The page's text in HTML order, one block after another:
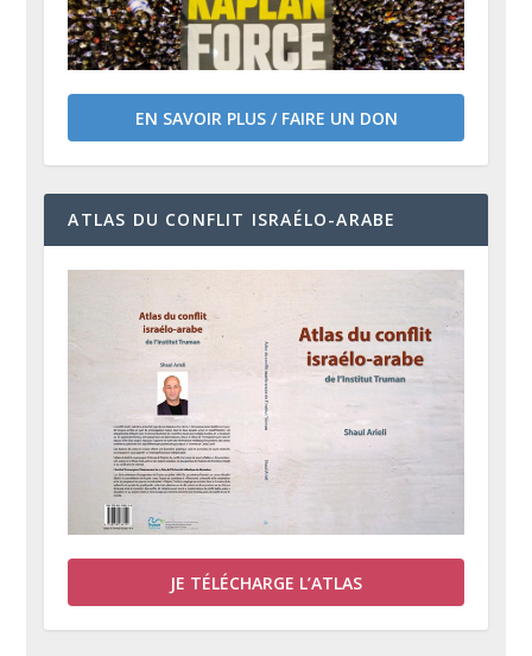
EN SAVOIR PLUS / FAIRE UN DON
ATLAS DU CONFLIT ISRAÉLO-ARABE
JE TÉLÉCHARGE L’ATLAS